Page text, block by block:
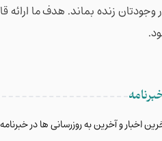
وجودتان زنده بماند. هدف ما
اخبار و آخرین به روزرسانی ها در